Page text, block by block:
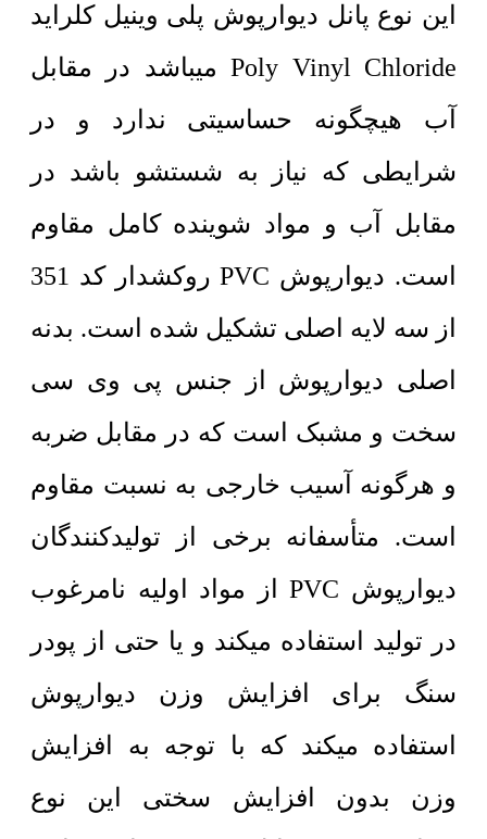
این نوع پانل دیوارپوش پلی وینیل کلراید
Poly Vinyl Chloride میباشد در مقابل
آب هیچگونه حساسیتی ندارد و در
شرایطی که نیاز به شستشو باشد در
مقابل آب و مواد شوینده کامل مقاوم
است. دیوارپوش PVC روکشدار کد 351
از سه لایه اصلی تشکیل شده است. بدنه
اصلی دیوارپوش از جنس پی وی سی
سخت و مشبک است که در مقابل ضربه
و هرگونه آسیب خارجی به نسبت مقاوم
است. متأسفانه برخی از تولیدکنندگان
دیوارپوش PVC از مواد اولیه نامرغوب
در تولید استفاده میکند و یا حتی از پودر
سنگ برای افزایش وزن دیوارپوش
استفاده میکند که با توجه به افزایش
وزن بدون افزایش سختی این نوع